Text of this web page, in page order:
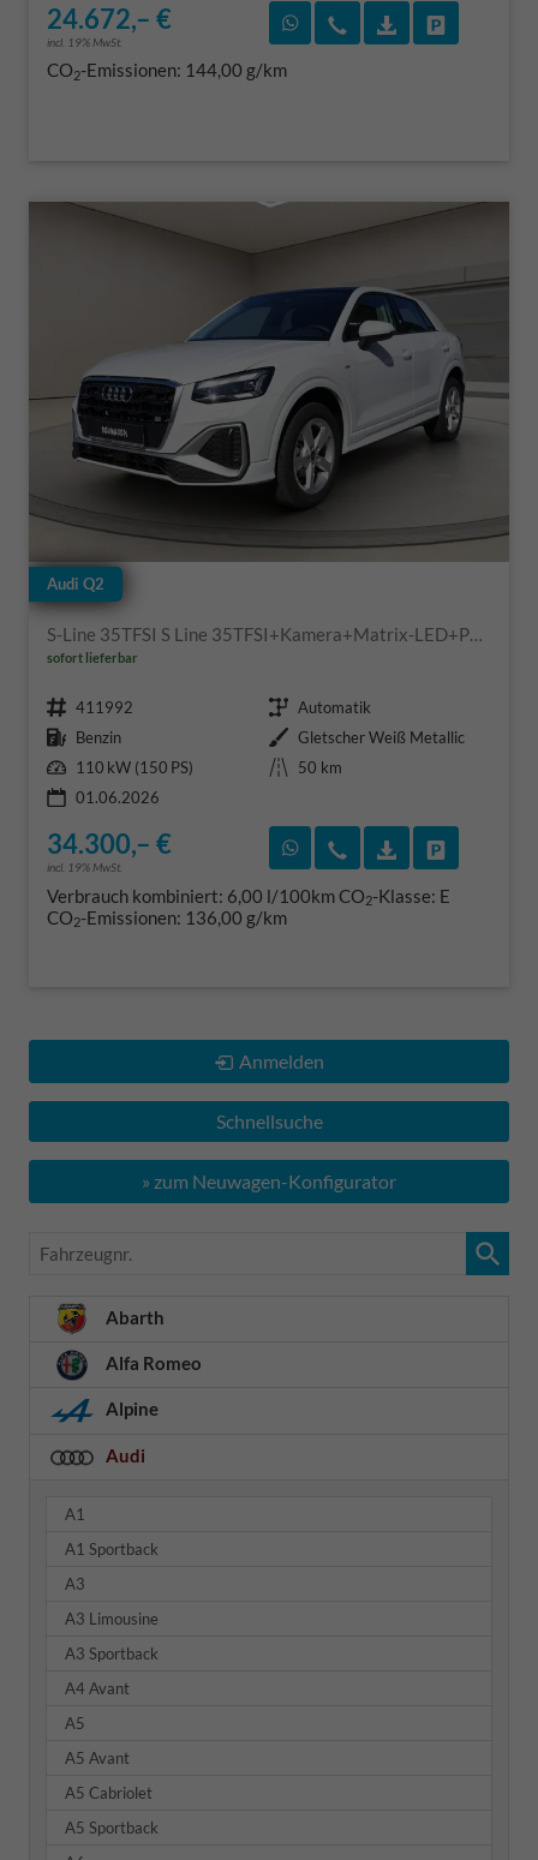
24.672,– €
incl. 19% MwSt.
Rückruf vereinbaren
Wir rufen Sie an
CO2-Emissionen: 144,00 g/km
Audi Q2
S-Line 35TFSI S Line 35TFSI+Kamera+Matrix-LED+Panoramadach
sofort lieferbar
Fahrzeugnr. 411992 Getriebe Automatik
Kraftstoff Benzin Außenfarbe Gletscher Weiß Metallic
Leistung 110 kW (150 PS) Kilometerstand
50 km
01.06.2026
34.300,– €
incl. 19% MwSt.
Rückruf vereinbaren
Wir rufen Sie an
Verbrauch kombiniert: 6,00 l/100kmCO2-Klasse: E
CO2-Emissionen: 136,00 g/km
Anmelden
Schnellsuche
» zum Neuwagen-Konfigurator
Fahrzeugnr.
Abarth
Alfa Romeo
Alpine
Audi
A1
A1 Sportback
A3
A3 Limousine
A3 Sportback
A4 Avant
A5
A5 Avant
A5 Cabriolet
A5 Sportback